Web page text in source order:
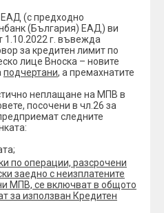
(с предходно
(България) ЕАД) ви
1.10.2022 г. въвежда
за кредитен лимит по
лице Вноска – новите
подчертани, а премахнатите
неплащане на МПВ в
посочени в чл.26 за
следните
по операции, разсрочени
заедно с неизплатените
МПВ, се включват в общото
за използван Кредитен